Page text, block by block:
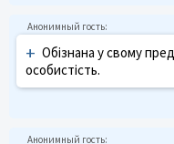
+ Обізнана у свому
особистість.